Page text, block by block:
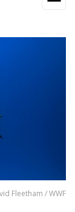
Fleetham / WWF